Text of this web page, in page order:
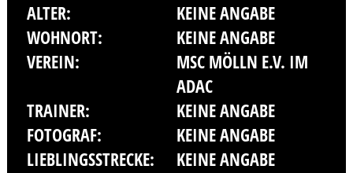
ALTER:
KEINE ANGABE
WOHNORT:
KEINE ANGABE
VEREIN:
MSC MÖLLN E.V. IM
ADAC
TRAINER:
KEINE ANGABE
FOTOGRAF:
KEINE ANGABE
LIEBLINGSSTRECKE:
KEINE ANGABE